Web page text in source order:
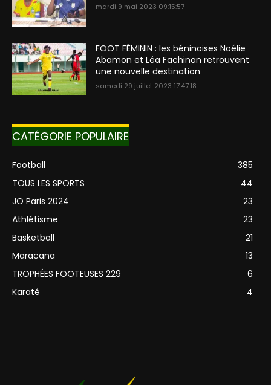
mardi 9 mai 2023 09:15:57
FOOT FÉMININ : les béninoises Noélie
Abamon et Léa Fachinan retrouvent
une nouvelle destination
samedi 29 juillet 2023 17:47:18
CATÉGORIE POPULAIRE
Football
385
TOUS LES SPORTS
44
JO Paris 2024
23
Athlétisme
23
Basketball
21
Maracana
13
TROPHÉES FOOTEUSES 229
6
Karaté
4